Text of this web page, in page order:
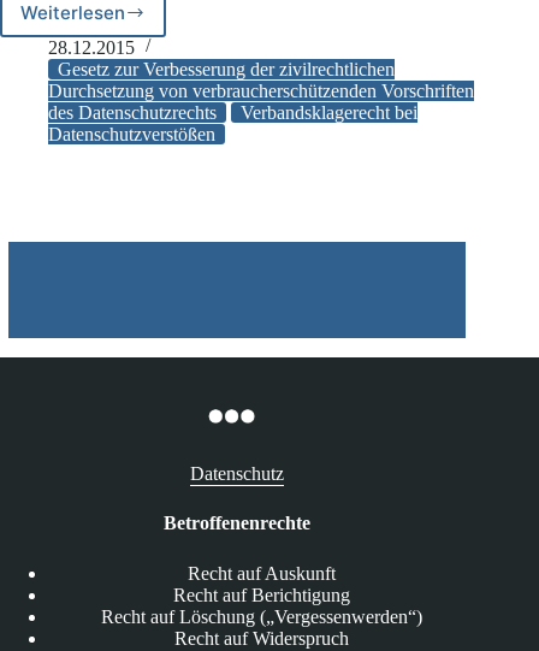
WeiterlesenVerbandsklagerecht
bei
Datenschutzverstößen
28.12.2015
Gesetz zur Verbesserung der zivilrechtlichen
Durchsetzung von verbraucherschützenden Vorschriften
des Datenschutzrechts
Verbandsklagerecht bei
Datenschutzverstößen
Datenschutz
Betroffenenrechte
Recht auf Auskunft
Recht auf Berichtigung
Recht auf Löschung („Vergessenwerden“)
Recht auf Widerspruch